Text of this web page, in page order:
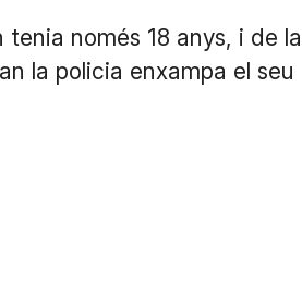
només 18 anys, i de la
la policia enxampa el seu